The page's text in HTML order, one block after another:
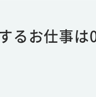
るお仕事は